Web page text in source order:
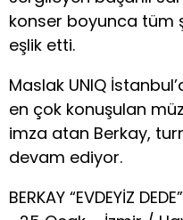
konser boyunca tüm
eşlik etti.
Maslak UNIQ
en çok konuşulan
imza atan Berkay,
devam ediyor.
BERKAY “EVDEYİZ